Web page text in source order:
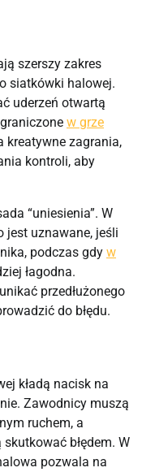
szerszy zakres
siatkówki halowej.
uderzeń otwartą
w grze
kreatywne zagrania,
kontroli, aby
“uniesienia”. W
jest uznawane, jeśli
podczas gdy w
łagodna.
przedłużonego
do błędu.
kładą nacisk na
Zawodnicy muszą
ruchem, a
błędem. W
pozwala na